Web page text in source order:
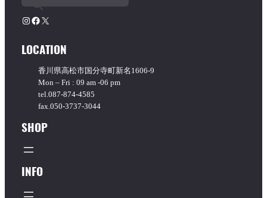
ー
を
Instagram Facebook X
LOCATION
香川県高松市国分寺町新名1606-9
Mon – Fri : 09 am -06 pm
tel.087-874-4585
fax.050-3737-3044
SHOP
INFO